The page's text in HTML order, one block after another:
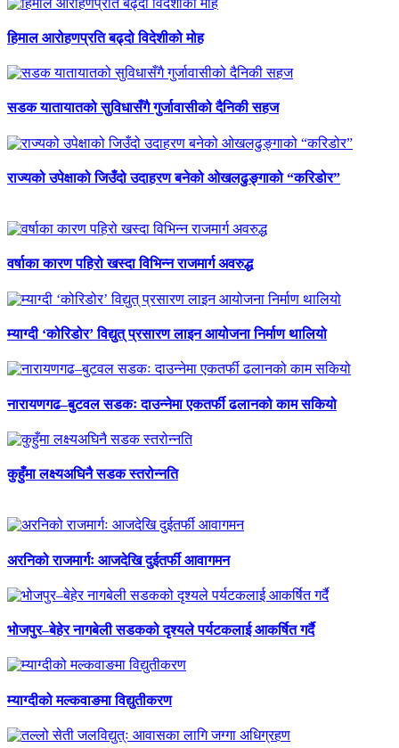
हिमाल आरोहणप्रति बढ्दो विदेशीको मोह
सडक यातायातको सुविधासँगै गुर्जावासीको दैनिकी सहज
राज्यको उपेक्षाको जिउँदो उदाहरण बनेको ओखलढुङ्गाको “करिडोर”
वर्षाका कारण पहिरो खस्दा विभिन्न राजमार्ग अवरुद्ध
म्याग्दी ‘कोरिडोर’ विद्युत् प्रसारण लाइन आयोजना निर्माण थालियो
नारायणगढ–बुटवल सडकः दाउन्नेमा एकतर्फी ढलानको काम सकियो
कुहुँमा लक्ष्यअघिनै सडक स्तरोन्नति
अरनिको राजमार्गः आजदेखि दुईतर्फी आवागमन
भोजपुर–बेहेर नागबेली सडकको दृश्यले पर्यटकलाई आकर्षित गर्दै
म्याग्दीको मल्कवाङमा विद्युतीकरण